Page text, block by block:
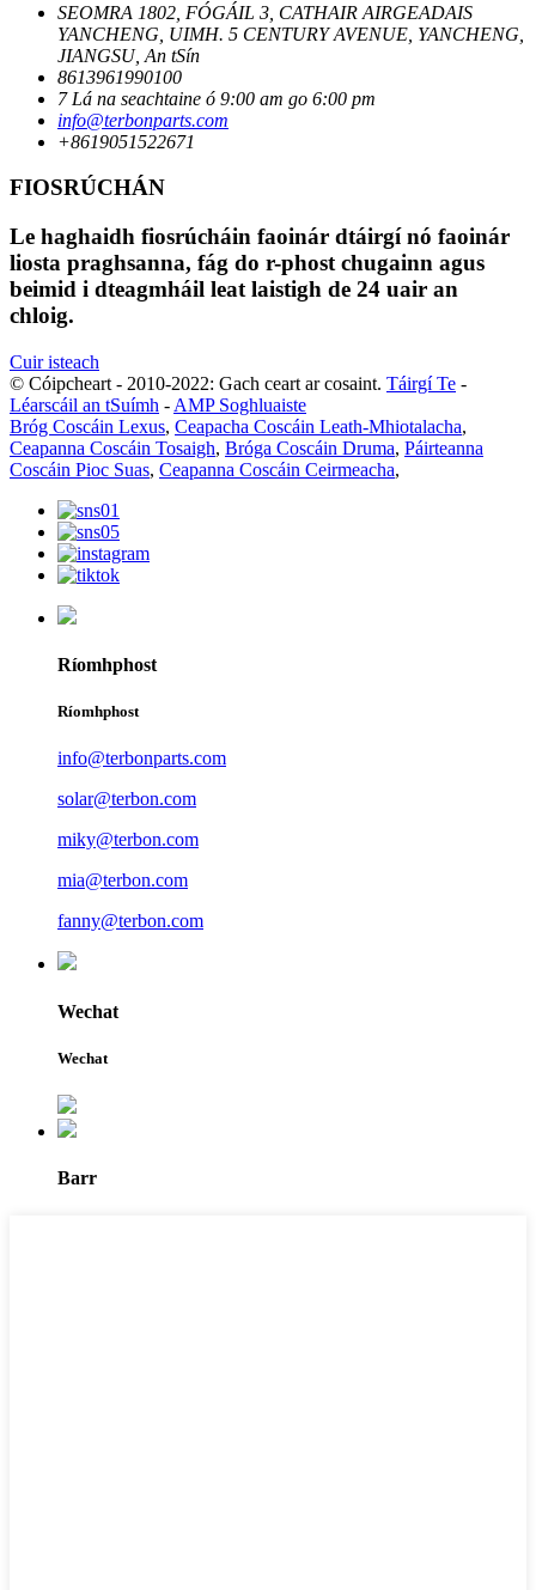
SEOMRA 1802, FÓGÁIL 3, CATHAIR AIRGEADAIS
YANCHENG, UIMH. 5 CENTURY AVENUE, YANCHENG,
JIANGSU, An tSín
8613961990100
7 Lá na seachtaine ó 9:00 am go 6:00 pm
info@terbonparts.com
+8619051522671
FIOSRÚCHÁN
Le haghaidh fiosrúcháin faoinár dtáirgí nó faoinár
liosta praghsanna, fág do r-phost chugainn agus
beimid i dteagmháil leat laistigh de 24 uair an
chloig.
Cuir isteach
© Cóipcheart - 2010-2022: Gach ceart ar cosaint. Táirgí Te -
Léarscáil an tSuímh - AMP Soghluaiste
Bróg Coscáin Lexus, Ceapacha Coscáin Leath-Mhiotalacha,
Ceapanna Coscáin Tosaigh, Bróga Coscáin Druma, Páirteanna
Coscáin Pioc Suas, Ceapanna Coscáin Ceirmeacha,
Ríomhphost
Ríomhphost
info@terbonparts.com
solar@terbon.com
miky@terbon.com
mia@terbon.com
fanny@terbon.com
Wechat
Wechat
Barr